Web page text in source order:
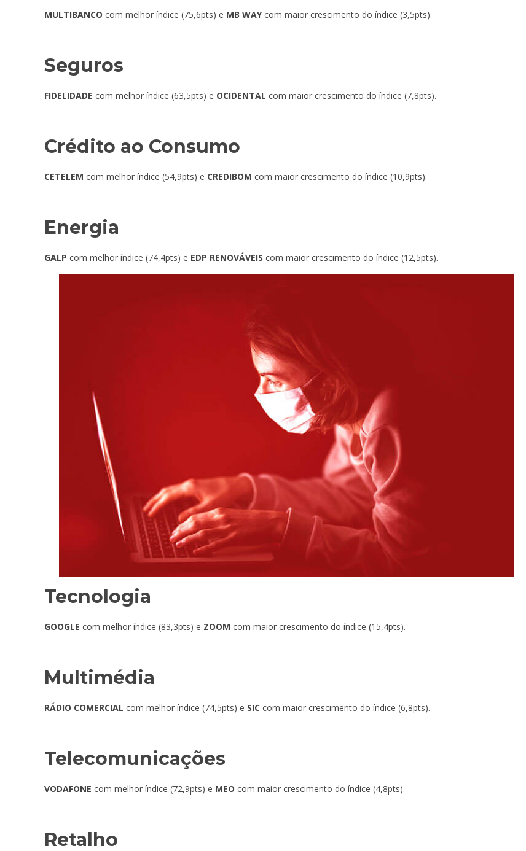
MULTIBANCO com melhor índice (75,6pts) e MB WAYcom maior crescimento do índice (3,5pts).
Seguros
FIDELIDADE com melhor índice (63,5pts) e OCIDENTAL com maior crescimento do índice (7,8pts).
Crédito ao Consumo
CETELEM com melhor índice (54,9pts) e CREDIBOM com maior crescimento do índice (10,9pts).
Energia
GALP com melhor índice (74,4pts) e EDP RENOVÁVEIS com maior crescimento do índice (12,5pts).
Tecnologia
GOOGLE com melhor índice (83,3pts) e ZOOM com maior crescimento do índice (15,4pts).
Multimédia
RÁDIO COMERCIAL com melhor índice (74,5pts) e SIC com maior crescimento do índice (6,8pts).
Telecomunicações
VODAFONE com melhor índice (72,9pts) e MEO com maior crescimento do índice (4,8pts).
Retalho